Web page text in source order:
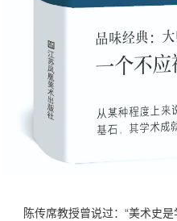
陈传席教授曾说过：“美术史